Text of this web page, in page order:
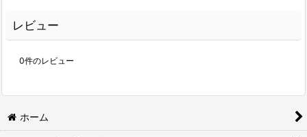
レビュー
0件のレビュー
ホーム